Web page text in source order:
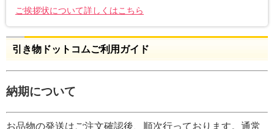
ご挨拶状について詳しくはこちら
引き物ドットコムご利用ガイド
納期について
お品物の発送はご注文確認後、順次行っております。通常